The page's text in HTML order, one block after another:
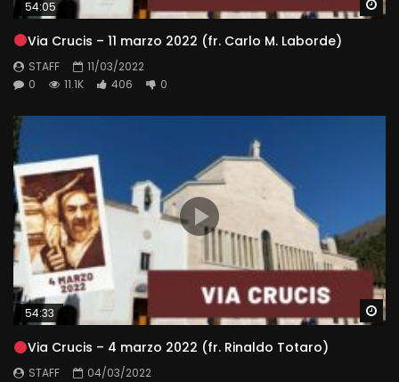
54:05
Via Crucis – 11 marzo 2022 (fr. Carlo M. Laborde)
STAFF
11/03/2022
0
11.1K 406 0
54:33
Via Crucis – 4 marzo 2022 (fr. Rinaldo Totaro)
STAFF
04/03/2022